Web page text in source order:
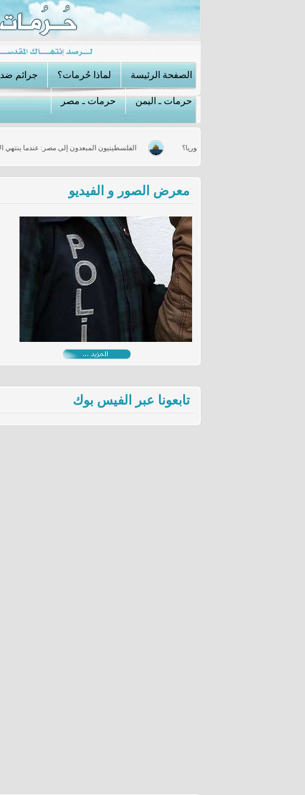
الصفحة الرئيسة لماذا حُرمات؟ جرائم ضد
حرمات ـ اليمن حرمات ـ مصر
يكسر صمته.. هل استيقظت خلاياه في سوريا؟ الفلسطينيون المبعدون إلى مصر: عندما
معرض الصور و الفيديو
تابعونا عبر الفيس بوك